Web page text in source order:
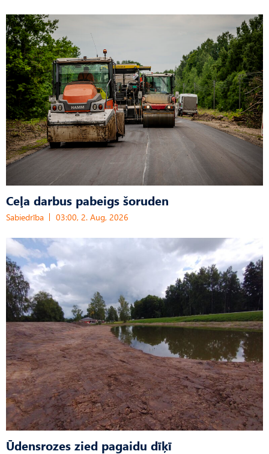
Ceļa darbus pabeigs šoruden
Sabiedrība 03:00, 2. Aug, 2026
Ūdensrozes zied pagaidu dīķī